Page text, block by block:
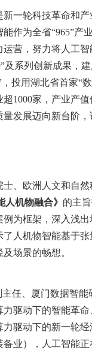
一轮科技革命和
作为全省“965”产
营，努力将人工
及系列创新成果，
投用湖北省首家“数
1000家，产业产
发展迈向新台阶，
、欧洲人文和自
人机物融合》 的主
为框架，深入浅
人机物智能基于
场景的畅想。
任、厦门数据智
驱动下的智能革
驱动下的新一轮
业），人工智能